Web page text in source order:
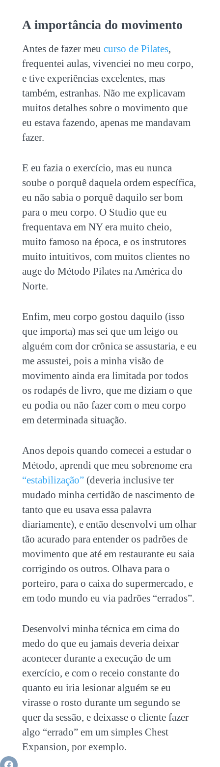
A importância do movimento
Antes de fazer meu curso de Pilates,
frequentei aulas, vivenciei no meu corpo,
e tive experiências excelentes, mas
também, estranhas. Não me explicavam
muitos detalhes sobre o movimento que
eu estava fazendo, apenas me mandavam
fazer.
E eu fazia o exercício, mas eu nunca
soube o porquê daquela ordem específica,
eu não sabia o porquê daquilo ser bom
para o meu corpo. O Studio que eu
frequentava em NY era muito cheio,
muito famoso na época, e os instrutores
muito intuitivos, com muitos clientes no
auge do Método Pilates na América do
Norte.
Enfim, meu corpo gostou daquilo (isso
que importa) mas sei que um leigo ou
alguém com dor crônica se assustaria, e eu
me assustei, pois a minha visão de
movimento ainda era limitada por todos
os rodapés de livro, que me diziam o que
eu podia ou não fazer com o meu corpo
em determinada situação.
Anos depois quando comecei a estudar o
Método, aprendi que meu sobrenome era
“estabilização”(deveria inclusive ter
mudado minha certidão de nascimento de
tanto que eu usava essa palavra
diariamente), e então desenvolvi um olhar
tão acurado para entender os padrões de
movimento que até em restaurante eu saia
corrigindo os outros. Olhava para o
porteiro, para o caixa do supermercado, e
em todo mundo eu via padrões “errados”.
Desenvolvi minha técnica em cima do
medo do que eu jamais deveria deixar
acontecer durante a execução de um
exercício, e com o receio constante do
quanto eu iria lesionar alguém se eu
virasse o rosto durante um segundo se
quer da sessão, e deixasse o cliente fazer
algo “errado” em um simples Chest
Expansion, por exemplo.